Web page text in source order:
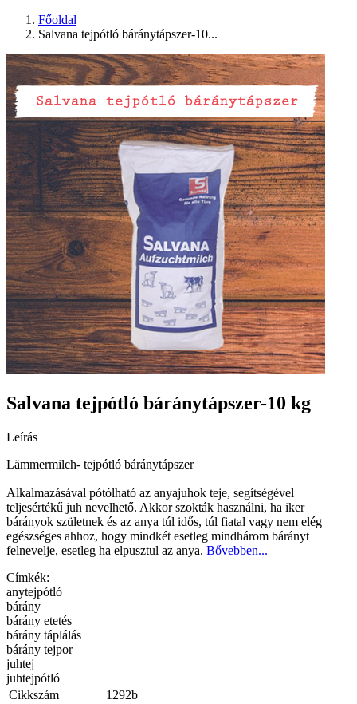
Főoldal
Salvana tejpótló báránytápszer-10...
Salvana tejpótló báránytápszer-10 kg
Leírás
Lämmermilch- tejpótló báránytápszer
Alkalmazásával pótólható az anyajuhok teje, segítségével
teljesértékű juh nevelhető. Akkor szokták használni, ha iker
bárányok születnek és az anya túl idős, túl fiatal vagy nem elég
egészséges ahhoz, hogy mindkét esetleg mindhárom bárányt
felnevelje, esetleg ha elpusztul az anya. Bővebben...
Címkék:
anytejpótló
bárány
bárány etetés
bárány táplálás
bárány tejpor
juhtej
juhtejpótló
Cikkszám
1292b